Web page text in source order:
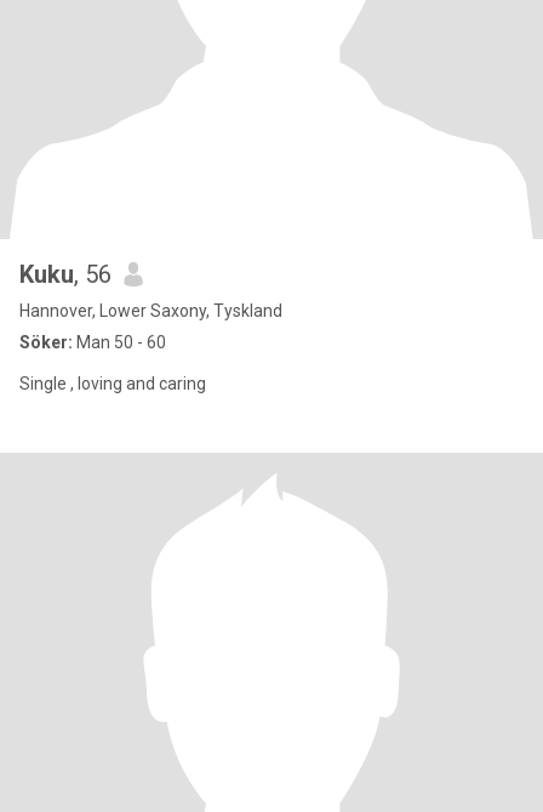
Kuku, 56
Hannover, Lower Saxony, Tyskland
Söker: Man 50 - 60
Single , loving and caring